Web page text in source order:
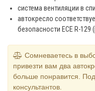
система вентиляции в
автокресло
безопасности ECE R-129
Сомневаетесь в
привезти вам два
больше понравится.
консультантов.